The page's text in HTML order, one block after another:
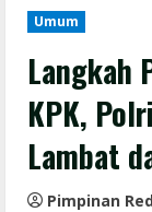
Umum
Langkah
KPK,
Lambat
Pimpinan